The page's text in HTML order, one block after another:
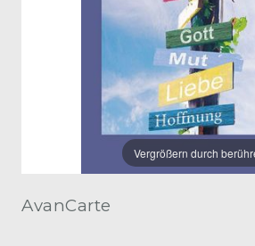
Vergrößern durch
AvanCarte